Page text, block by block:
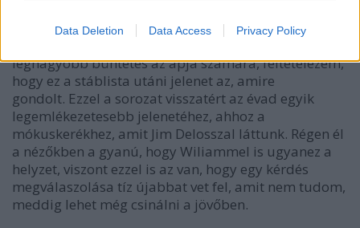
Data Deletion Data Access Privacy Policy
legnagyobb büntetés az apja számára, feltételezem,
hogy ez a stáblista utáni jelenet az, amire
gondolt. Ezzel a sorozat visszatért az évad egyik
legemlékezetesebb jelenetéhez, ahhoz a
mókuskerékhez, amit Jim Delosszal láttunk. Régen él
a nézőkben a gyanú, hogy Wiliammel is ugyanez a
helyzet, viszont ezzel is az van, hogy egy kérdés
megválaszolása tíz újabbat vet fel, amit nem tudom,
meddig lehet még csinálni a jövőben.